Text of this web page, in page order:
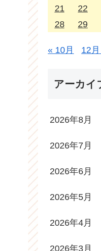
21
22
28
29
« 10月 12
アーカイ
2026年8月
2026年7月
2026年6月
2026年5月
2026年4月
2026年3月